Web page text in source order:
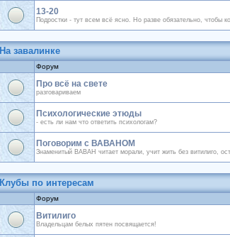
13-20
Подростки - тут всем всё ясно. Но разве обязательно, чтобы
На завалинке
Форум
Про всё на свете
разговариваем
Психологические этюды
- есть ли нам что ответить психологам?
Поговорим с ВАВАНОМ
Знаменитый ВАВАН читает морали, учит жить без витилиго,
Клубы по интересам
Форум
Витилиго
Владельцам белых пятен посвящается!